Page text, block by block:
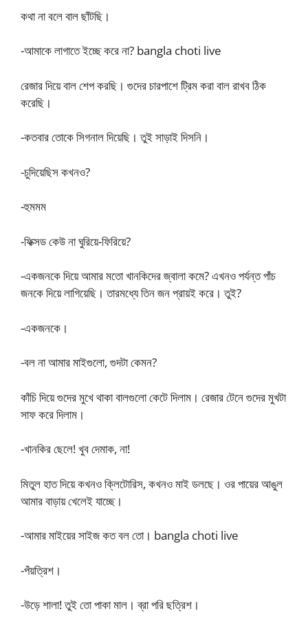
কথা না বলে বাল ছাঁটছি।
-আমাকে লাগাতে ইচ্ছে করে না? bangla choti live
রেজার দিয়ে বাল শেপ করছি। গুদের চারপাশে ট্রিম করা বাল রাখব ঠিক
করেছি।
-কতবার তোকে সিগনাল দিয়েছি। তুই সাড়াই দিসনি।
-চুদিয়েছিস কখনও?
-হুমমম
-ফিক্সড কেউ না ঘুরিয়ে-ফিরিয়ে?
-একজনকে দিয়ে আমার মতো খানকিদের জ্বালা কমে? এখনও পর্যন্ত পাঁচ
জনকে দিয়ে লাগিয়েছি। তারমধ্যে তিন জন প্রায়ই করে। তুই?
-একজনকে।
-বল না আমার মাইগুলো, গুদটা কেমন?
কাঁচি দিয়ে গুদের মুখে থাকা বালগুলো কেটে দিলাম। রেজার টেনে গুদের মুখটা
সাফ করে দিলাম।
-খানকির ছেলে! খুব দেমাক, না!
মিতুল হাত দিয়ে কখনও ক্লিটোরিস, কখনও মাই ডলছে। ওর পায়ের আঙুল
আমার বাড়ায় খেলেই যাচ্ছে।
-আমার মাইয়ের সাইজ কত বল তো। bangla choti live
-পঁয়ত্রিশ।
-উড়ে শালা! তুই তো পাকা মাল। ব্রা পরি ছত্রিশ।